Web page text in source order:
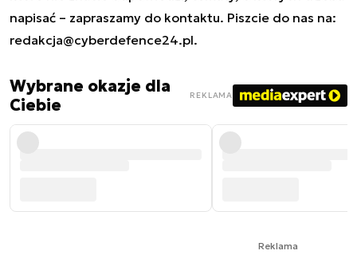
napisać – zapraszamy do kontaktu. Piszcie do nas na:
redakcja@cyberdefence24.pl.
Wybrane okazje dla
Ciebie
REKLAMA
Reklama